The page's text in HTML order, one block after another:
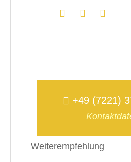
+49 (7221)
Weiterempfehlung